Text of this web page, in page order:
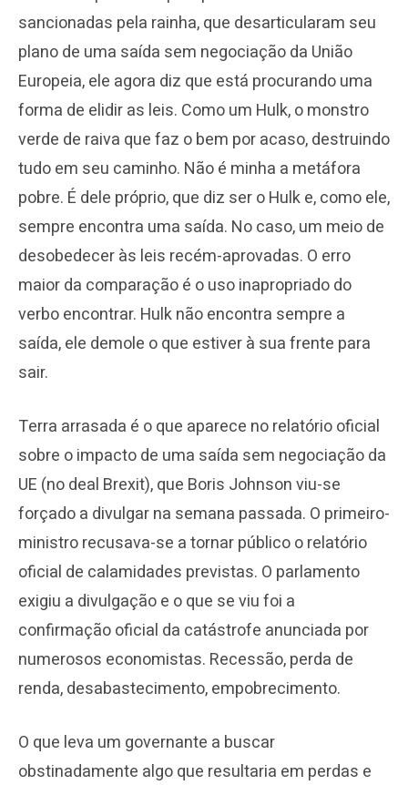
sancionadas pela rainha, que desarticularam seu
plano de uma saída sem negociação da União
Europeia, ele agora diz que está procurando uma
forma de elidir as leis. Como um Hulk, o monstro
verde de raiva que faz o bem por acaso, destruindo
tudo em seu caminho. Não é minha a metáfora
pobre. É dele próprio, que diz ser o Hulk e, como ele,
sempre encontra uma saída. No caso, um meio de
desobedecer às leis recém-aprovadas. O erro
maior da comparação é o uso inapropriado do
verbo encontrar. Hulk não encontra sempre a
saída, ele demole o que estiver à sua frente para
sair.
Terra arrasada é o que aparece no relatório oficial
sobre o impacto de uma saída sem negociação da
UE (no deal Brexit), que Boris Johnson viu-se
forçado a divulgar na semana passada. O primeiro-
ministro recusava-se a tornar público o relatório
oficial de calamidades previstas. O parlamento
exigiu a divulgação e o que se viu foi a
confirmação oficial da catástrofe anunciada por
numerosos economistas. Recessão, perda de
renda, desabastecimento, empobrecimento.
O que leva um governante a buscar
obstinadamente algo que resultaria em perdas e